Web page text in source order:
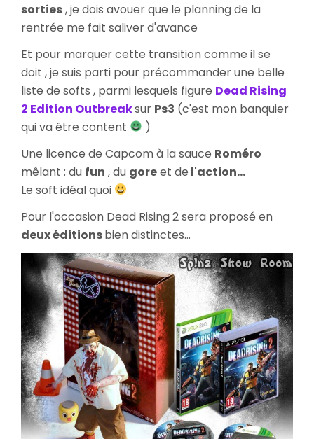
sorties, je dois avouer que le planning de la
rentrée me fait saliver d'avance
Et pour marquer cette transition comme il se
doit , je suis parti pour précommander une belle
liste de softs , parmi lesquels figure Dead Rising
2 Edition Outbreaksur Ps3 (c'est mon banquier
qui va être content
)
Une licence de Capcom à la sauce Roméro
mêlant : du fun , du goreet de l'action...
Le soft idéal quoi
Pour l'occasion Dead Rising 2 sera proposé en
deux éditionsbien distinctes...